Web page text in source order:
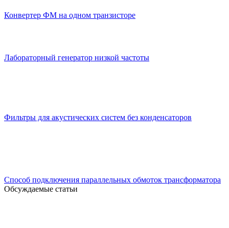
Конвертер ФМ на одном транзисторе
Лабораторный генератор низкой частоты
Фильтры для акустических систем без конденсаторов
Способ подключения параллельных обмоток трансформатора
Обсуждаемые статьи